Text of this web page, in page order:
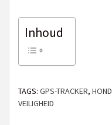
Inhoud
TAGS: GPS-TRACKER,
VEILIGHEID